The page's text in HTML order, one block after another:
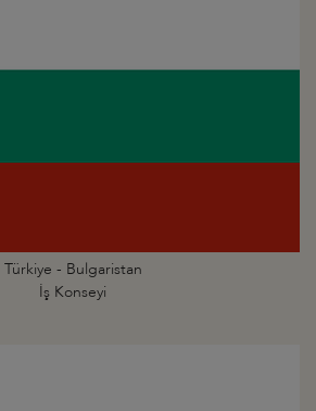
Türkiye - Bulgaristan
İş Konseyi